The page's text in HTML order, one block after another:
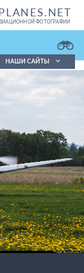
ФОТОГРАФИИ
НАШИ САЙТЫ